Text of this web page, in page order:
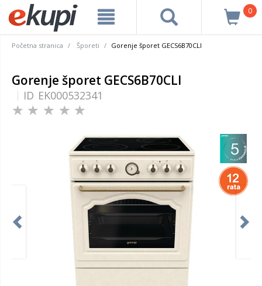
0
Početna stranica Šporeti Gorenje šporet GECS6B70CLI
Gorenje šporet GECS6B70CLI
ID EK000532341